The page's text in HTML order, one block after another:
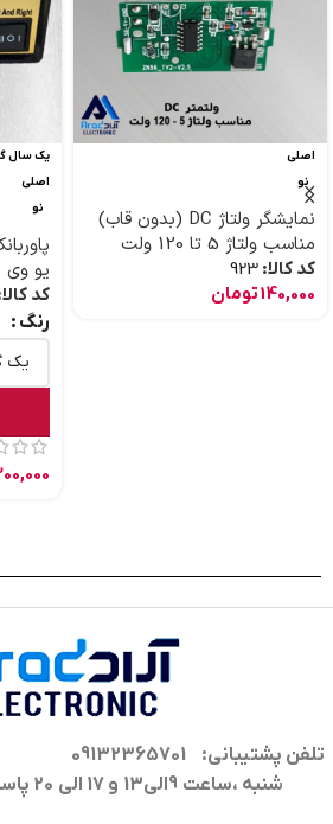
اصلی
نو
نمایشگر ولتاژ DC (بدون قاب)
مناسب ولتاژ 5 تا 120 ولت
کد کالا: 923
140,000تومان
یک سال
اصلی
نو
یو وی
کد
رنگ
تلفن پشتیبانی: 09132365701
شنبه ،ساعت 9الی13 و 17 الی 20 پاسخگوی شما هستیم